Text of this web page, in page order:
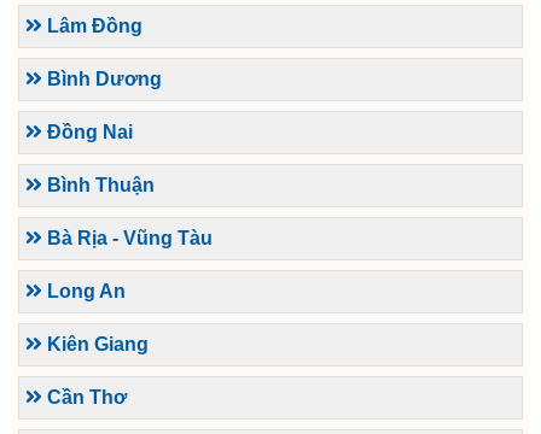
Lâm Đồng
Bình Dương
Đồng Nai
Bình Thuận
Bà Rịa - Vũng Tàu
Long An
Kiên Giang
Cần Thơ